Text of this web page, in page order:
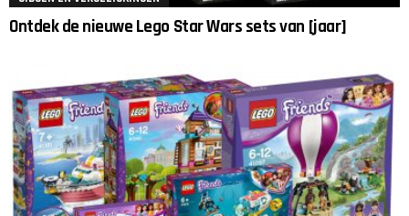
Ontdek de nieuwe Lego Star Wars sets van [jaar]